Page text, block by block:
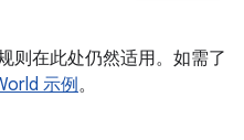
则在此处仍然适用。如需了
示例。